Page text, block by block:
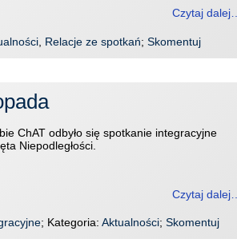
Czytaj dalej…
Relacje ze spotkań; Skomentuj
ChAT odbyło się spotkanie integracyjne
Niepodległości.
Czytaj dalej…
; Kategoria: Aktualności; Skomentuj